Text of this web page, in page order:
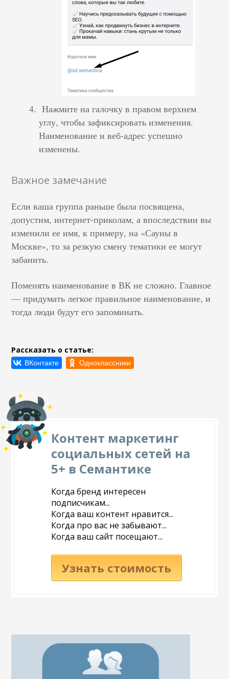
Нажмите на галочку в правом верхнем
углу, чтобы зафиксировать изменения.
Наименование и веб-адрес успешно
изменены.
Важное замечание
Если ваша группа раньше была посвящена,
допустим, интернет-приколам, а впоследствии вы
изменили ее имя, к примеру, на «Сауны в
Москве», то за резкую смену тематики ее могут
забанить.
Поменять наименование в ВК не сложно. Главное
— придумать легкое правильное наименование, и
тогда люди будут его запоминать.
Рассказать о статье:
Контент маркетинг
социальных сетей на
5+ в Семантике
Когда бренд интересен
подписчикам...
Когда ваш контент нравится...
Когда про вас не забывают...
Когда ваш сайт посещают...
Узнать стоимость